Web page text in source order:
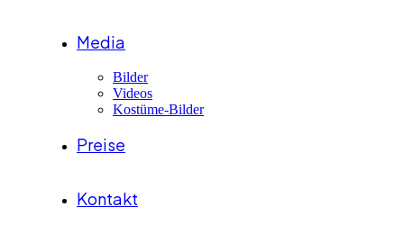
Media
Bilder
Videos
Kostüme-Bilder
Preise
Kontakt